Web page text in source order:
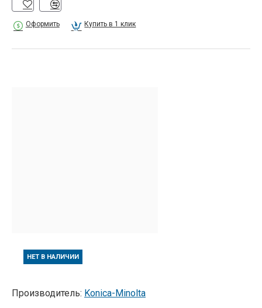
Оформить Купить в 1 клик
НЕТ В НАЛИЧИИ
Производитель: Konica-Minolta